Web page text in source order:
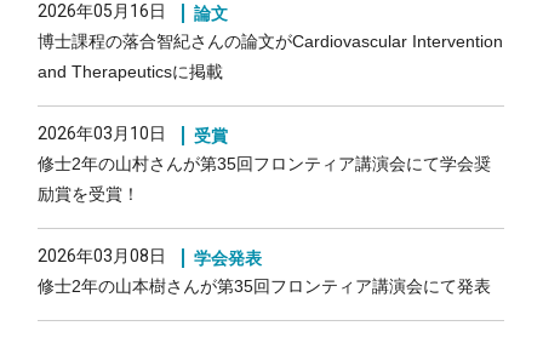
2026年05月16日
論文
博士課程の落合智紀さんの論文がCardiovascular Intervention
and Therapeuticsに掲載
2026年03月10日
受賞
修士2年の山村さんが第35回フロンティア講演会にて学会奨
励賞を受賞！
2026年03月08日
学会発表
修士2年の山本樹さんが第35回フロンティア講演会にて発表